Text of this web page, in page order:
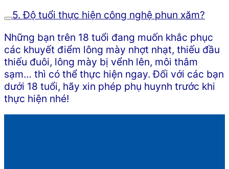
5. Độ tuổi thực hiện công nghệ phun xăm?
Những bạn trên 18 tuổi đang muốn khắc phục
các khuyết điểm lông mày nhợt nhạt, thiếu đầu
thiếu đuôi, lông mày bị vểnh lên, môi thâm
sạm… thì có thể thực hiện ngay. Đối với các bạn
dưới 18 tuổi, hãy xin phép phụ huynh trước khi
thực hiện nhé!